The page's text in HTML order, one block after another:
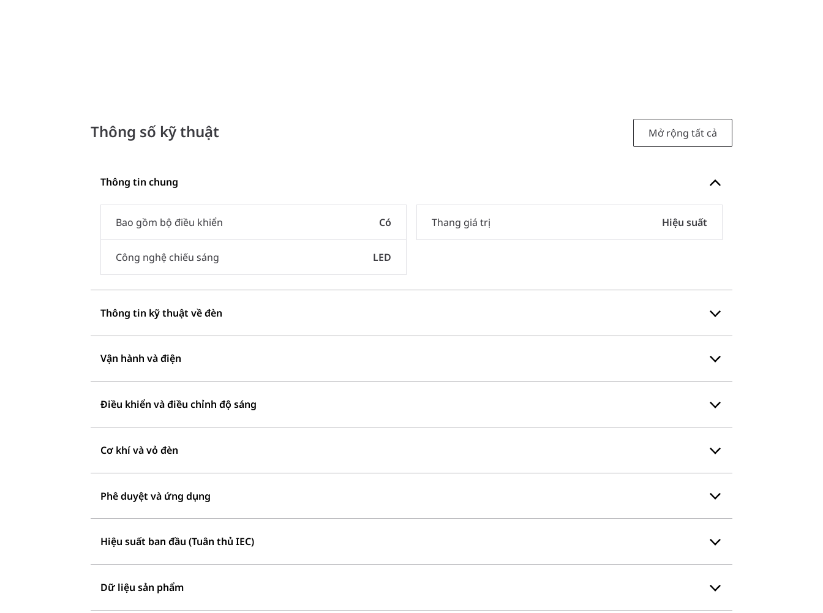
Thông số kỹ thuật Mở rộng tất cả
Thông tin chung
Bao gồm bộ điều khiển Có
Công nghệ chiếu sáng LED
Thang giá trị Hiệu suất
Thông tin kỹ thuật về đèn
Vận hành và điện
Điều khiển và điều chỉnh độ sáng
Cơ khí và vỏ đèn
Phê duyệt và ứng dụng
Hiệu suất ban đầu (Tuân thủ IEC)
Dữ liệu sản phẩm